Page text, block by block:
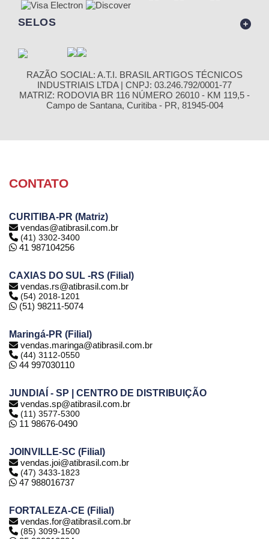
SELOS
RAZÃO SOCIAL: A.T.I. BRASIL ARTIGOS TÉCNICOS
INDUSTRIAIS LTDA | CNPJ: 03.246.792/0001-77
MATRIZ: RODOVIA BR 116 NÚMERO 26010 - KM 119,5 -
Campo de Santana, Curitiba - PR, 81945-004
CONTATO
CURITIBA-PR (Matriz)
vendas@atibrasil.com.br
(41) 3302-3400
41 987104256
CAXIAS DO SUL -RS (Filial)
vendas.rs@atibrasil.com.br
(54) 2018-1201
(51) 98211-5074
Maringá-PR (Filial)
vendas.maringa@atibrasil.com.br
(44) 3112-0550
44 997030110
JUNDIAÍ - SP | CENTRO DE DISTRIBUIÇÃO
vendas.sp@atibrasil.com.br
(11) 3577-5300
11 98676-0490
JOINVILLE-SC (Filial)
vendas.joi@atibrasil.com.br
(47) 3433-1823
47 988016737
FORTALEZA-CE (Filial)
vendas.for@atibrasil.com.br
(85) 3099-1500